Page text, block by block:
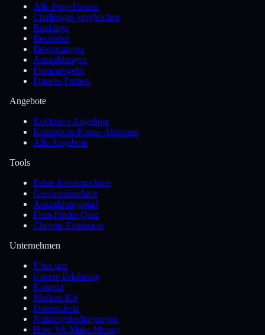
Alle Prop-Firmen
Challenges vergleichen
Rankings
Bestseller
Bewertungen
Auszahlungen
Firmenregeln
Futures-Firmen
Angebote
Exklusive Angebote
Kostenlose Konto-Aktionen
Alle Angebote
Tools
Echte Kostenrechner
Gewinnsimulator
Auszahlungspfad
Firm-Finder Quiz
Chrome Extension
Unternehmen
Über uns
Unsere Erfahrung
Kontakt
Marken-Kit
Datenschutz
Nutzungsbedingungen
How We Make Money